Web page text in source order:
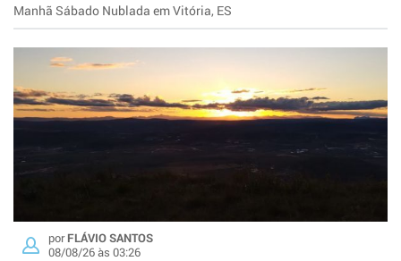
Manhã Sábado Nublada em Vitória, ES
porFLÁVIO SANTOS
08/08/26 às 03:26